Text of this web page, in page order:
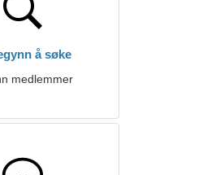
å søke
medlemmer